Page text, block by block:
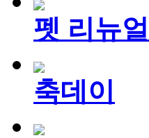
펫 리뉴얼
축데이